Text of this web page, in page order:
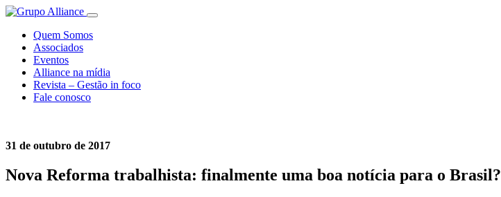
Quem Somos
Associados
Eventos
Alliance na mídia
Revista – Gestão in foco
Fale conosco
31 de outubro de 2017
Nova Reforma trabalhista: finalmente uma boa notícia para o Brasil?